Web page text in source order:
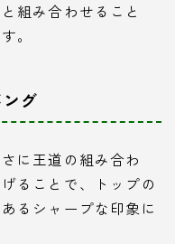
組み合わせること
。
グ
に王道の組み合わ
ることで、トップの
るシャープな印象に